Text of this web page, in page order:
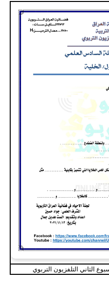
الثاني التلفزيون التربوي